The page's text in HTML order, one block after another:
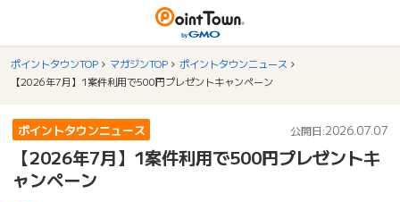
ポイントタウンTOP マガジンTOP
ポイントタウンニュース
【2026年7月】1案件利用で500円プレゼントキャンペーン
ポイントタウンニュース 公開日:2026.07.07
【2026年7月】1案件利用で500円プレゼントキ
ャンペーン